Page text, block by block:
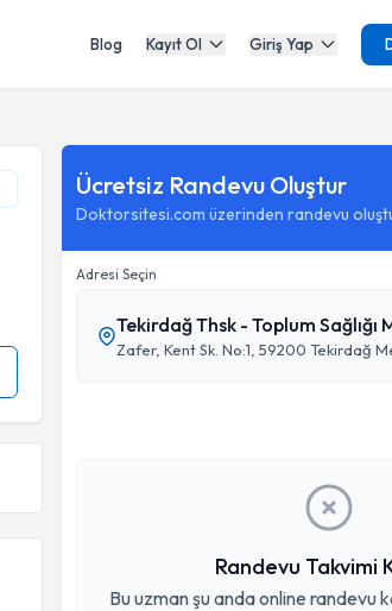
Blog Kayıt Ol Giriş Yap
Ücretsiz Randevu Oluştur
Doktorsitesi.com üzerinden randevu
Adresi Seçin
Tekirdağ Thsk - Toplum Sağlığı
Zafer, Kent Sk. No:1, 59200 Tekirdağ
Randevu Takvimi
Bu uzman şu anda online randevu